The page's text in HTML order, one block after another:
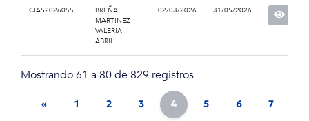
CIAS2026055
BREÑA
MARTINEZ
VALERIA
ABRIL
02/03/2026 31/05/2026
Mostrando 61 a 80 de 829 registros
« 1 2 3 4 5 6 7